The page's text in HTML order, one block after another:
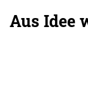
Aus Idee